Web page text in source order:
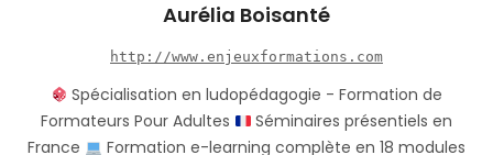
Aurélia Boisanté
http://www.enjeuxformations.com
Spécialisation en ludopédagogie - Formation de
Formateurs Pour Adultes
Séminaires présentiels en
France
Formation e-learning complète en 18 modules